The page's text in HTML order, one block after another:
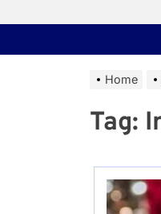
Home
Tag: